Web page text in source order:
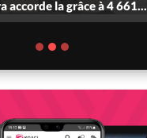
accorde la grâce à 4 661...